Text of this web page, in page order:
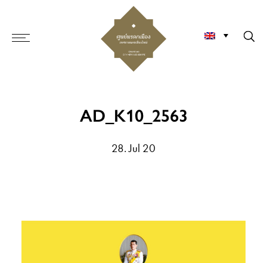
AD_K10_2563
28. Jul 20